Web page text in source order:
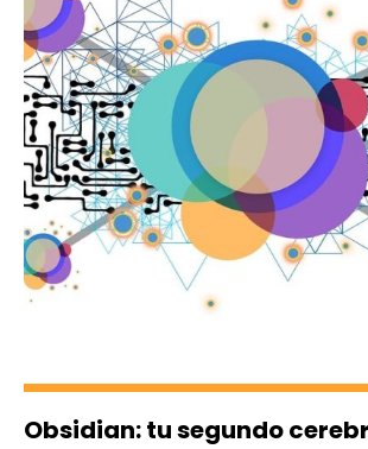
Obsidian: tu segundo